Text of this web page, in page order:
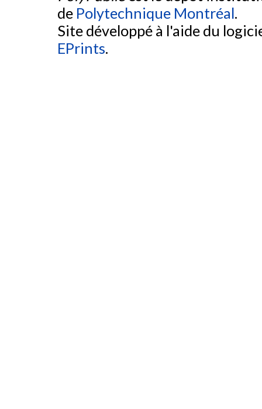
de Polytechnique Montréal.
Site développé à l'aide du
EPrints.